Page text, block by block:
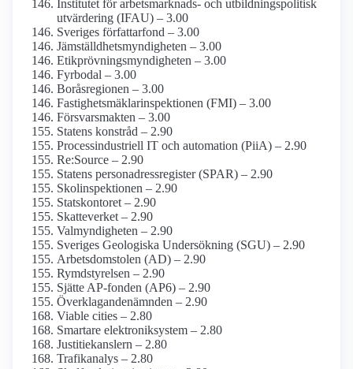
Institutet för arbetsmarknads- och utbildnings­politisk
utvärdering (IFAU) – 3.00
Sveriges författarfond – 3.00
Jämställdhets­myndigheten – 3.00
Etikprövnings­myndigheten – 3.00
Fyrbodal – 3.00
Boråsregionen – 3.00
Fastighetsmäklar­inspektionen (FMI) – 3.00
Försvarsmakten – 3.00
Statens konstråd – 2.90
Process­industriell IT och automation (PiiA) – 2.90
Re:Source – 2.90
Statens person­adress­register (SPAR) – 2.90
Skol­inspektionen – 2.90
Statskontoret – 2.90
Skatteverket – 2.90
Val­myndigheten – 2.90
Sveriges Geologiska Undersökning (SGU) – 2.90
Arbets­domstolen (AD) – 2.90
Rymdstyrelsen – 2.90
Sjätte AP-fonden (AP6) – 2.90
Överklagande­nämnden – 2.90
Viable cities – 2.80
Smartare elektroniksystem – 2.80
Justitie­kanslern – 2.80
Trafikanalys – 2.80